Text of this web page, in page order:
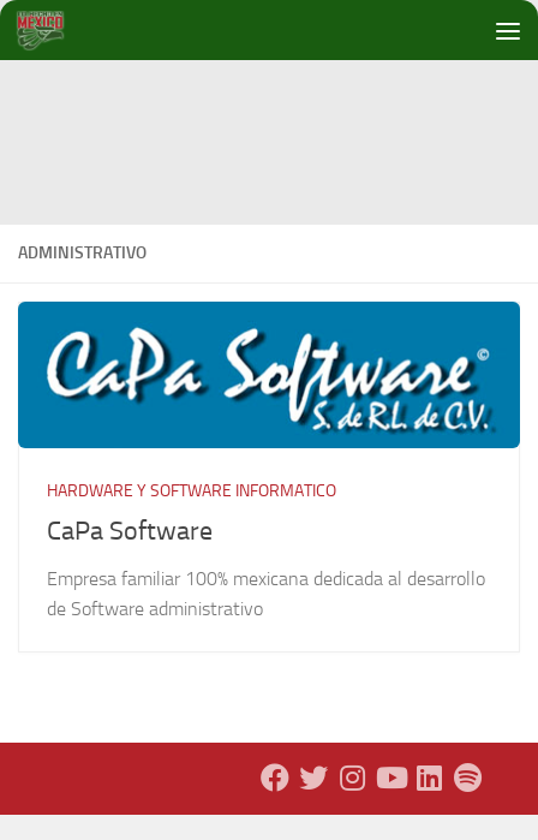
Debajo del contenido
ADMINISTRATIVO
HARDWARE Y SOFTWARE INFORMATICO
CaPa Software
Empresa familiar 100% mexicana dedicada al desarrollo
de Software administrativo